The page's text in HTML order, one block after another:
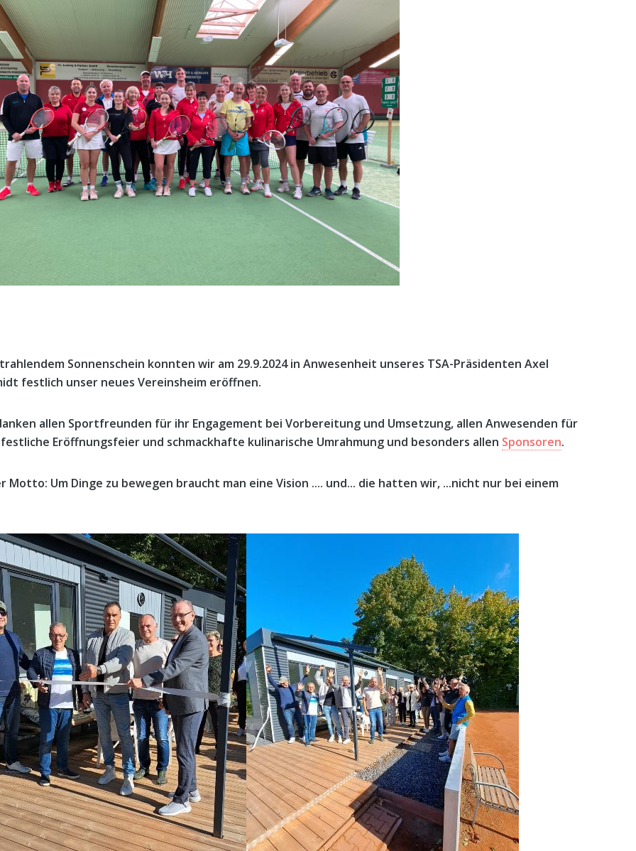
Sonnenschein konnten wir am 29.9.2024 in Anwesenheit unseres TSA-Präsidenten Axel
festlich unser neues Vereinsheim eröffnen.
allen Sportfreunden für ihr Engagement bei Vorbereitung und Umsetzung, allen Anwesenden für
Eröffnungsfeier und schmackhafte kulinarische Umrahmung und besonders allen Sponsoren.
Motto: Um Dinge zu bewegen braucht man eine Vision .... und... die hatten wir, ...nicht nur bei einem